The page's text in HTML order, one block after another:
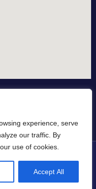
experience, serve
our traffic. By
use of cookies.
Accept All
dal 2015
by io-spurgo.it